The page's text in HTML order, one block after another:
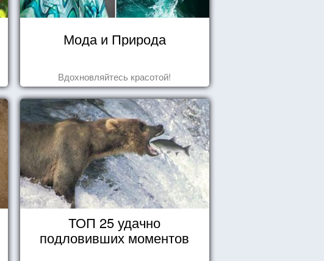
Мода и Природа
Вдохновляйтесь красотой!
ТОП 25 удачно
подловивших моментов